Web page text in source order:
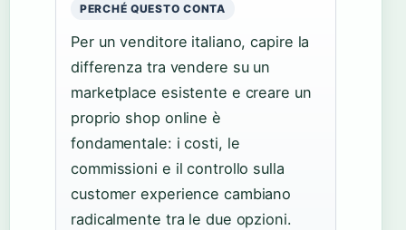
PERCHÉ QUESTO CONTA
Per un venditore italiano, capire la
differenza tra vendere su un
marketplace esistente e creare un
proprio shop online è
fondamentale: i costi, le
commissioni e il controllo sulla
customer experience cambiano
radicalmente tra le due opzioni.